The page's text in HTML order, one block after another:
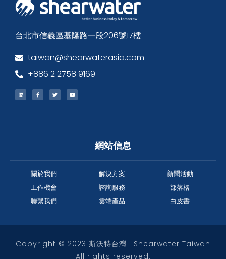
台北市信義區基隆路一段206號17樓
taiwan@shearwaterasia.com
+886 2 2758 9169
網站信息
關於我們
工作機會
聯繫我們
解決方案
諮詢服務
雲端產品
新聞活動
部落格
白皮書
Copyright © 2023 斯沃特台灣 | Shearwater Taiwan
All rights reserved.